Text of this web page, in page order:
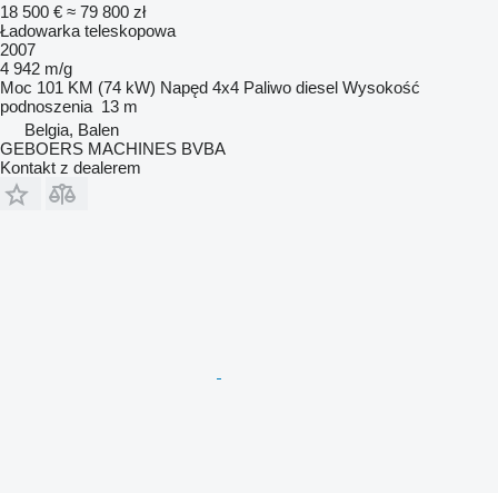
18 500 € ≈ 79 800 zł
Ładowarka teleskopowa
2007
4 942 m/g
Moc 101 KM (74 kW) Napęd 4x4 Paliwo diesel Wysokość
podnoszenia 13 m
Belgia, Balen
GEBOERS MACHINES BVBA
Kontakt z dealerem